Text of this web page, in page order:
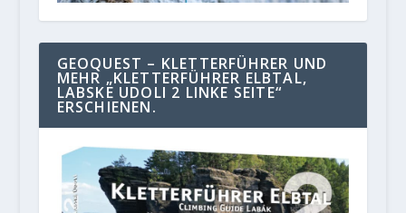
GEOQUEST – KLETTERFÜHRER UND
MEHR „KLETTERFÜHRER ELBTAL,
LABSKE UDOLI 2 LINKE SEITE“
ERSCHIENEN.